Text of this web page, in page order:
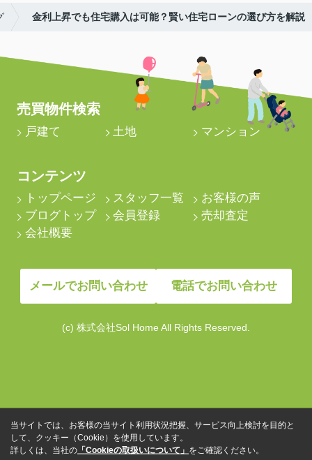
金利上昇でも住宅購入は可能？賢い住宅ローンの選び方を解説
売買物件検索
戸建て 土地 マンション
コンテンツ
トップページ スタッフ一覧
お客様の声
ブログトップ
会員登録
売却査定
会社概要
メールでお問い合わせ 電話でお問い合わせ
(c) 株式会社Sol Home All Rights Reserved.
当サイトでは、お客様の当サイト利用状況把握、サービス向上検討を目的と
して、クッキー（Cookie）を使用しています。
詳しくは、当社の 「Cookieの取扱いについて」 をご確認ください。